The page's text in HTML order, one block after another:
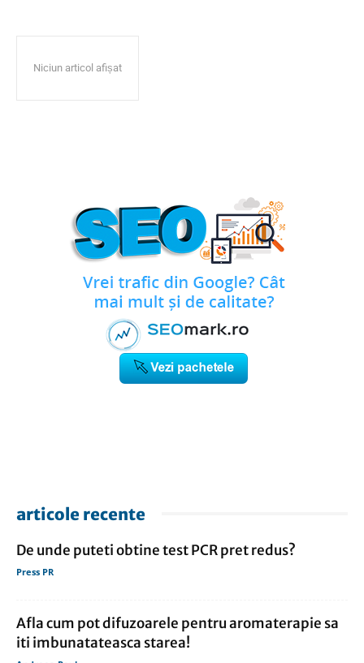
Niciun articol afișat
articole recente
De unde puteti obtine test PCR pret redus?
Press PR
Afla cum pot difuzoarele pentru aromaterapie sa
iti imbunatateasca starea!